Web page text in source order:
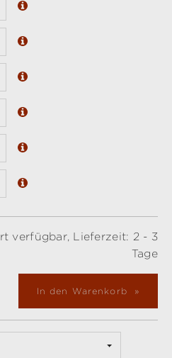
verfügbar, Lieferzeit: 2 - 3
Tage
In den Warenkorb